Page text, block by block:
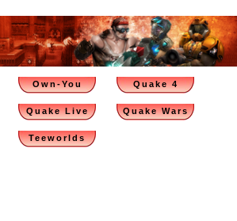
Own-You Quake 4
Quake Live Quake Wars
Teeworlds